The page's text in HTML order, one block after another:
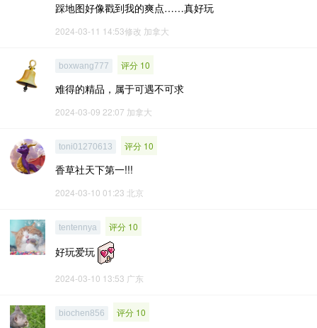
踩地图好像戳到我的爽点……真好玩
2024-03-11 14:53修改 加拿大
boxwang777 评分 10
难得的精品，属于可遇不可求
2024-03-09 22:07 加拿大
toni01270613 评分 10
香草社天下第一!!!
2024-03-10 01:23 北京
tentennya 评分 10
好玩爱玩
2024-03-10 13:53 广东
biochen856 评分 10